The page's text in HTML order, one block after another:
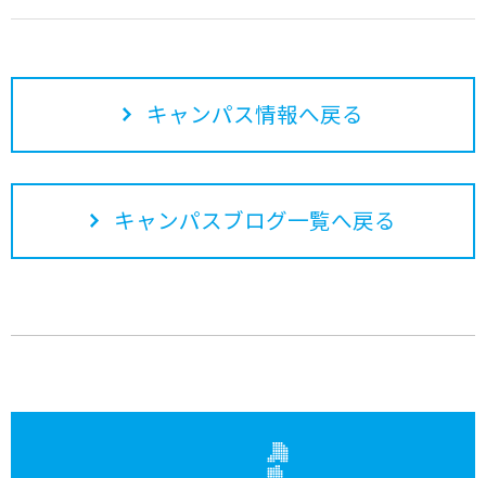
キャンパス情報へ戻る
キャンパスブログ一覧へ戻る